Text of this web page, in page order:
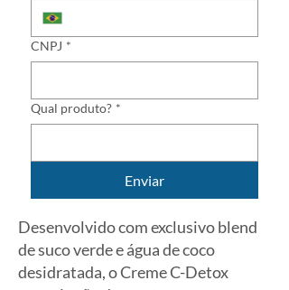
CNPJ *
Qual produto? *
Enviar
Desenvolvido com exclusivo blend
de suco verde e água de coco
desidratada, o Creme C-Detox